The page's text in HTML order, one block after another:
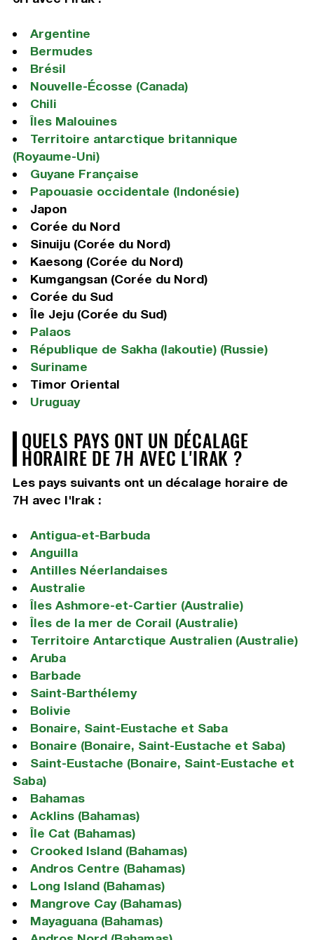
Argentine
Bermudes
Brésil
Nouvelle-Écosse (Canada)
Chili
Îles Malouines
Territoire antarctique britannique
(Royaume-Uni)
Guyane Française
Papouasie occidentale (Indonésie)
Japon
Corée du Nord
Sinuiju (Corée du Nord)
Kaesong (Corée du Nord)
Kumgangsan (Corée du Nord)
Corée du Sud
Île Jeju (Corée du Sud)
Palaos
République de Sakha (Iakoutie) (Russie)
Suriname
Timor Oriental
Uruguay
QUELS PAYS ONT UN DÉCALAGE
HORAIRE DE 7H AVEC L'IRAK ?
Les pays suivants ont un décalage horaire de
7H avec l'Irak :
Antigua-et-Barbuda
Anguilla
Antilles Néerlandaises
Australie
Îles Ashmore-et-Cartier (Australie)
Îles de la mer de Corail (Australie)
Territoire Antarctique Australien (Australie)
Aruba
Barbade
Saint-Barthélemy
Bolivie
Bonaire, Saint-Eustache et Saba
Bonaire (Bonaire, Saint-Eustache et Saba)
Saint-Eustache (Bonaire, Saint-Eustache et
Saba)
Bahamas
Acklins (Bahamas)
Île Cat (Bahamas)
Crooked Island (Bahamas)
Andros Centre (Bahamas)
Long Island (Bahamas)
Mangrove Cay (Bahamas)
Mayaguana (Bahamas)